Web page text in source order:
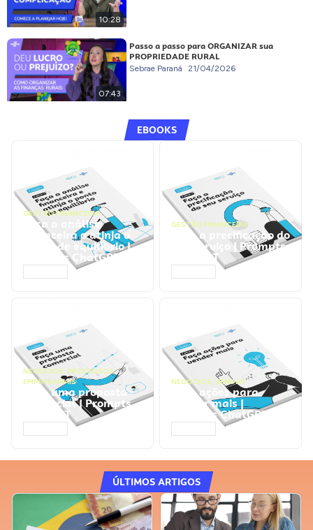
10:28
07:43
Passo a passo para ORGANIZAR sua
PROPRIEDADE RURAL
Sebrae Paraná 21/04/2026
EBOOKS
GESTÃO FINANCEIRA
Faça a análise
financeira e atinja o
ponto de equilíbrio |
Prompts ChatGPT
GESTÃO FINANCEIRA
Faça a precificação do
seu serviço | Prompts
ChatGPT
NEGÓCIOS, PROCESSOS
EMPRESARIAIS
Faça uma proposta
comercial | Prompts
ChatGPT
NEGÓCIOS, VENDAS
Faça ações para
vender mais |
Prompts ChatGPT
ÚLTIMOS ARTIGOS